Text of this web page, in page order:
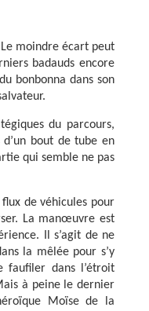
moindre écart peut
badauds encore
bonbonna dans son
du parcours,
bout de tube en
qui semble ne pas
de véhicules pour
La manœuvre est
Il s’agit de ne
la mêlée pour s’y
faufiler dans l’étroit
à peine le dernier
Moïse de la